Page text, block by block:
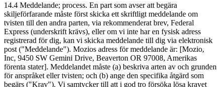
14.4 Meddelande; process. En part som avser att begära
skiljeförfarande måste först skicka ett skriftligt meddelande om
tvisten till den andra parten, via rekommenderat brev, Federal
Express (underskrift krävs), eller om vi inte har en fysisk adress
registrerad för dig, kan vi skicka meddelande till dig via elektronisk
post ("Meddelande"). Mozios adress för meddelande är: [Mozio,
Inc, 9450 SW Gemini Drive, Beaverton OR 97008, Amerikas
förenta stater]. Meddelandet måste (a) beskriva arten av och grunden
för anspråket eller tvisten; och (b) ange den specifika åtgärd som
begärs ("Krav"). Vi samtycker till att i god tro försöka lösa kravet